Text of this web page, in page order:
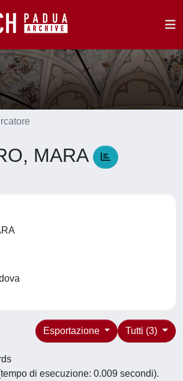
MARA
Tutti (3)
Esportazione
di esecuzione: 0.009 secondi).